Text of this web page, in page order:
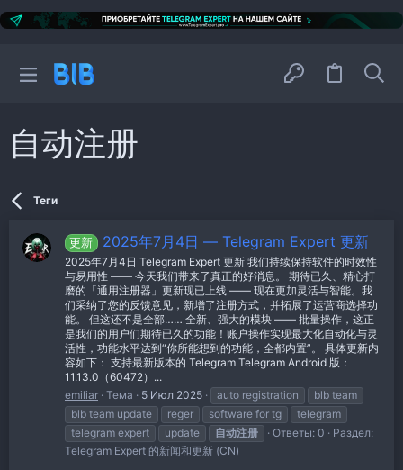
自动注册
Теги
更新 2025年7月4日 — Telegram Expert 更新
2025年7月4日 Telegram Expert 更新 我们持续保持软件的时效性
与易用性 —— 今天我们带来了真正的好消息。 期待已久、精心打
磨的「通用注册器」更新现已上线 —— 现在更加灵活与智能。我
们采纳了您的反馈意见，新增了注册方式，并拓展了运营商选择功
能。 但这还不是全部…… 全新、强大的模块 —— 批量操作，这正
是我们的用户们期待已久的功能！账户操作实现最大化自动化与灵
活性，功能水平达到“你所能想到的功能，全都内置”。 具体更新内
容如下： 支持最新版本的 Telegram Telegram Android 版：
11.13.0（60472）...
emiliar Тема 5 Июл 2025 auto registration
blb team
blb team update
reger software for tg
telegram
telegram expert
update 自动注册 Ответы: 0
Раздел:
Telegram Expert 的新闻和更新 (CN)